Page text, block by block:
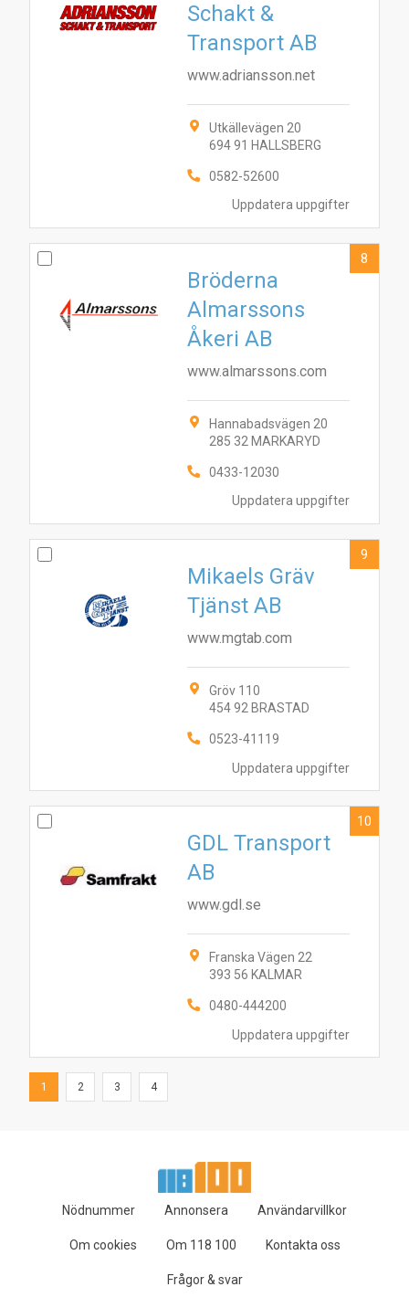
Uppdatera uppgifter
Schakt &
Transport AB
www.adriansson.net
Utkällevägen 20
694 91 HALLSBERG
0582-52600
Uppdatera uppgifter
Bröderna
Almarssons
Åkeri AB
www.almarssons.com
Hannabadsvägen 20
285 32 MARKARYD
0433-12030
8
Uppdatera uppgifter
Mikaels Gräv
Tjänst AB
www.mgtab.com
Gröv 110
454 92 BRASTAD
0523-41119
9
Uppdatera uppgifter
GDL Transport
AB
www.gdl.se
Franska Vägen 22
393 56 KALMAR
0480-444200
10
1 2 3 4
Nödnummer Annonsera Användarvillkor
Om cookies Om 118 100 Kontakta oss
Frågor & svar